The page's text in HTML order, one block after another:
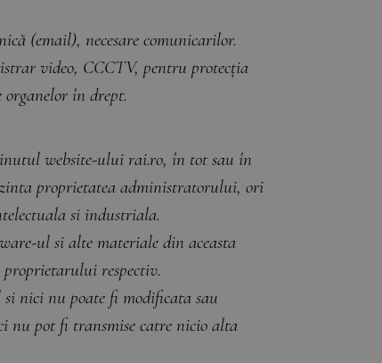
(email), necesare comunicarilor.
video, CCCTV, pentru protecția
în drept.
website-ului rai.ro, în tot sau în
proprietatea administratorului, ori
si industriala.
ul si alte materiale din aceasta
respectiv.
nici nu poate fi modificata sau
nu pot fi transmise catre nicio alta